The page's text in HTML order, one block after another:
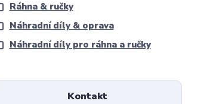
Ráhna & ručky
Náhradní díly & oprava
Náhradní díly pro ráhna a ručky
Kontakt